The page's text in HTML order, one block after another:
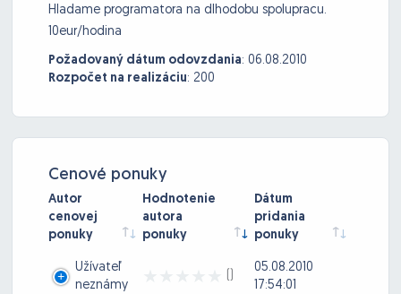
Hladame programatora na dlhodobu spolupracu.
10eur/hodina
Požadovaný dátum odovzdania: 06.08.2010
Rozpočet na realizáciu: 200
Cenové ponuky
Autor
cenovej
ponuky
Hodnotenie
autora
ponuky
Dátum
pridania
ponuky
Užívateľ
neznámy
()
05.08.2010
17:54:01